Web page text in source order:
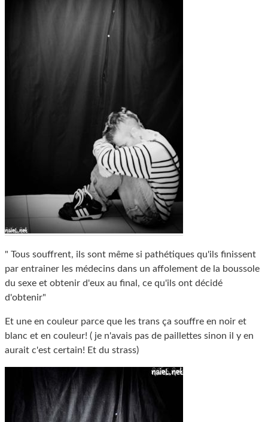
" Tous souffrent, ils sont même si pathétiques qu'ils finissent
par entrainer les médecins dans un affolement de la boussole
du sexe et obtenir d'eux au final, ce qu'ils ont décidé
d'obtenir"
Et une en couleur parce que les trans ça souffre en noir et
blanc et en couleur! ( je n'avais pas de paillettes sinon il y en
aurait c'est certain! Et du strass)